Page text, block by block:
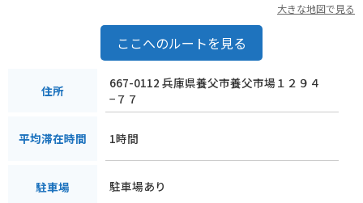
大きな地図で見る
ここへのルートを見る
住所
667-0112 兵庫県養父市養父市場１２９４
−７７
平均滞在時間 1時間
駐車場 駐車場あり